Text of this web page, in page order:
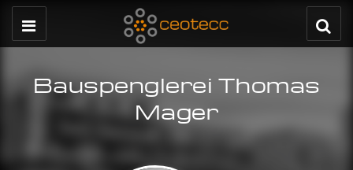
Bauspenglerei Thomas
Mager